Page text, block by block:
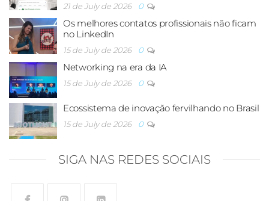
21 de July de 2026 0
Os melhores contatos profissionais não ficam
no LinkedIn
15 de July de 2026 0
Networking na era da IA
15 de July de 2026 0
Ecossistema de inovação fervilhando no Brasil
15 de July de 2026 0
SIGA NAS REDES SOCIAIS